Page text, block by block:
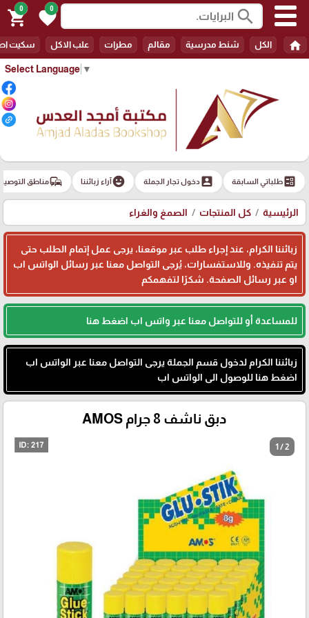
Select Language ▼
search
0
favorite
0
shopping_cart
home الكل شنط مدرسية مقالم مطرات علب الاكل سكيت
ballotطلباتي السابقة account_boxدخول تجار الجملة emoji_emotionsآراء زبائننا commuteمناطق
الرئيسية كل المنتجات الصمغ والغراء
زبائننا الكرام، عند إجراء طلب عبر موقعنا، يرجى عمل إتمام الطلب حتى
يتم تنفيذه. وللاستفسارات، يُرجى التواصل معنا عبر رسائل الواتس اب
او عبر رسائل الصفحة. شكرًا لتفهمكم
للمساعدة أو للتواصل معنا عبر واتس اب اضغط هنا
زبائننا الكرام لدخول قسم الجملة يرجى التواصل معنا عبر الواتس اب
اضغط هنا للوصول الى الواتس اب
دبق ناشف 8 جرام AMOS
1 / 2